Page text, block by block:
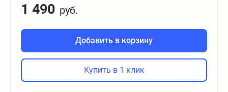
1 490 руб.
Добавить в корзину
Купить в 1 клик